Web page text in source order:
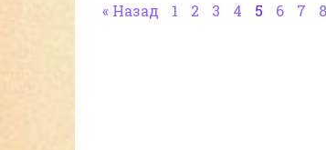
« Назад 1 2 3 4 5 6 7 8